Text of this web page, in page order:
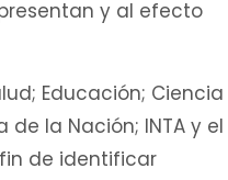
y al efecto
Educación; Ciencia
la Nación; INTA y el
de identificar